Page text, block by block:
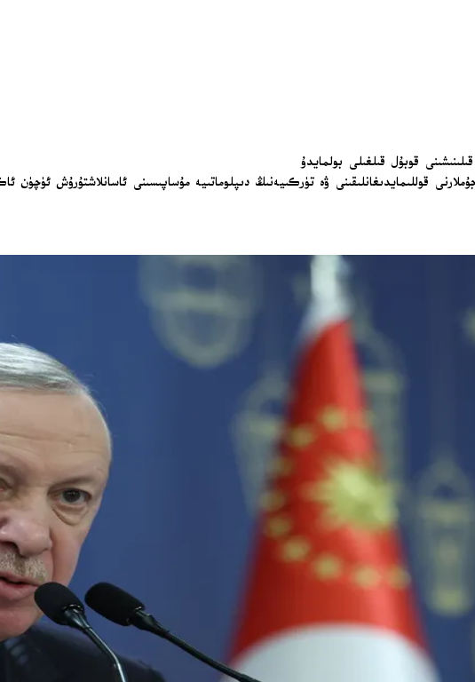
قوبۇل قىلغىلى بولمايدۇ
قوللىمايدىغانلىقىنى ۋە تۈركىيەنىڭ دىپلوماتىيە مۇساپىسىنى ئاسانلاشتۇرۇش ئۈچۈن